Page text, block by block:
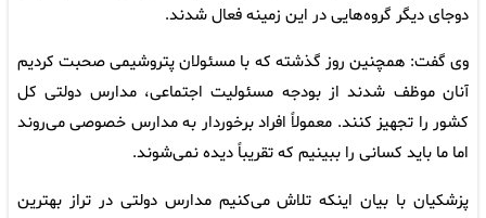
دوجای دیگر گروه‌هایی در این زمینه فعال شدند.
وی گفت: همچنین روز گذشته که با مسئولان پتروشیمی صحبت کردیم
آنان موظف شدند از بودجه مسئولیت اجتماعی، مدارس دولتی کل
کشور را تجهیز کنند. معمولاً افراد برخوردار به مدارس خصوصی می‌روند
اما ما باید کسانی را ببینیم که تقریباً دیده نمی‌شوند.
پزشکیان با بیان اینکه تلاش می‌کنیم مدارس دولتی در تراز بهترین